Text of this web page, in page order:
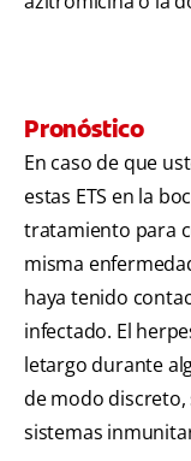
Pronóstico
En caso de que
estas ETS en la
tratamiento para
misma
haya tenido
infectado. El
letargo durante
de modo
sistemas